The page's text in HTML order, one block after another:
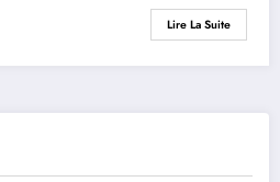
Lire La Suite